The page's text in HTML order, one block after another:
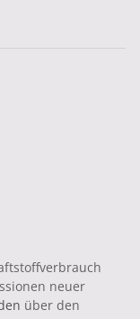
neuer
über den